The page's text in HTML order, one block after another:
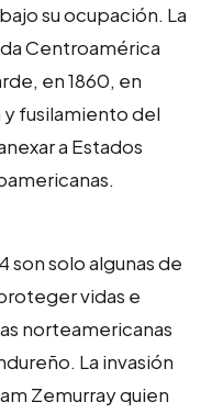
su ocupación. La
Centroamérica
en 1860, en
y fusilamiento del
a Estados
son solo algunas de
vidas e
norteamericanas
La invasión
Zemurray quien